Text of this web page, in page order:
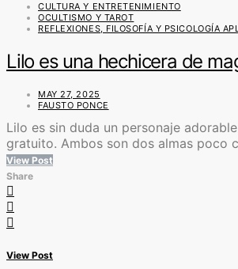
CULTURA Y ENTRETENIMIENTO
OCULTISMO Y TAROT
REFLEXIONES, FILOSOFÍA Y PSICOLOGÍA
Lilo es una hechicera de
MAY 27, 2025
FAUSTO PONCE
Lilo es sin duda un personaje
gratuito. Ambos son dos almas poco
View Post
Share
View Post